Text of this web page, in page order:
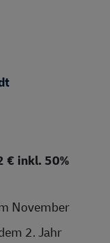
€ inkl. 50%
im November
dem 2. Jahr